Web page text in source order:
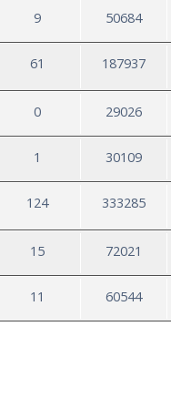
9 50684
61 187937
0 29026
1 30109
124 333285
15 72021
11 60544